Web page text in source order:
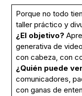
Porque no todo
taller práctico y
¿El objetivo?
generativa de
con cabeza, con
¿Quién puede
comunicadores,
con ganas de